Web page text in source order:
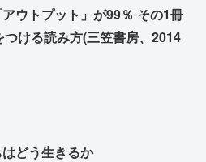
ウトプット」が99％ その1冊
ける読み方(三笠書房、2014
どう生きるか